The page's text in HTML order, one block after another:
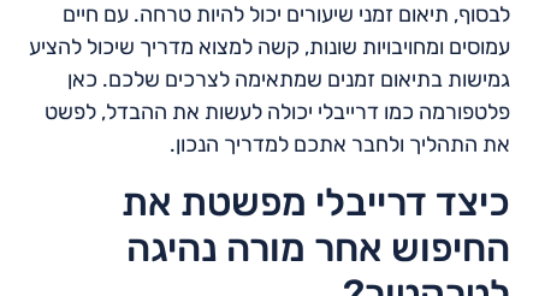
לבסוף, תיאום זמני שיעורים יכול להיות טרחה. עם חיים
עמוסים ומחויבויות שונות, קשה למצוא מדריך שיכול להציע
גמישות בתיאום זמנים שמתאימה לצרכים שלכם. כאן
פלטפורמה כמו דרייבלי יכולה לעשות את ההבדל, לפשט
את התהליך ולחבר אתכם למדריך הנכון.
כיצד דרייבלי מפשטת את
החיפוש אחר מורה נהיגה